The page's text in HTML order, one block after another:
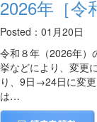
2026年［令
Posted：01月20日
令和８年（2026年）
挙などにより、変更
り、9日→24日に変
は…